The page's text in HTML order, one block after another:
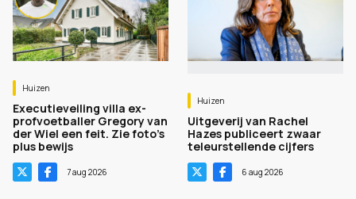
Huizen
Executieveiling villa ex-
profvoetballer Gregory van
der Wiel een feit. Zie foto's
plus bewijs
7 aug 2026
Huizen
Uitgeverij van Rachel
Hazes publiceert zwaar
teleurstellende cijfers
6 aug 2026